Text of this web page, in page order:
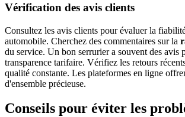
Vérification des avis clients
Consultez les avis clients pour évaluer la
automobile. Cherchez des commentaires sur la
du service. Un bon serrurier a souvent des avis
transparence tarifaire. Vérifiez les retours
qualité constante. Les plateformes en ligne
d'ensemble précieuse.
Conseils pour éviter les